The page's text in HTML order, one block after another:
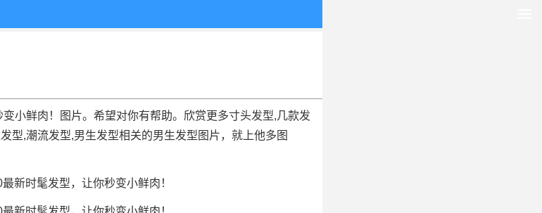
小鲜肉！图片。希望对你有帮助。欣赏更多寸头发型,几款发
型,潮流发型,男生发型相关的男生发型图片，就上他多图